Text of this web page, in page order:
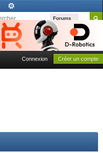
Forums
Connexion Créer un compte